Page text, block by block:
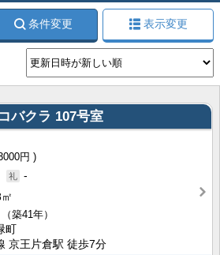
条件変更 表示変更
バクラ 107号室
円
-
（築41年）
京王片倉駅 徒歩7分